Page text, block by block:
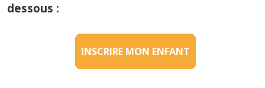
dessous :
INSCRIRE MON ENFANT